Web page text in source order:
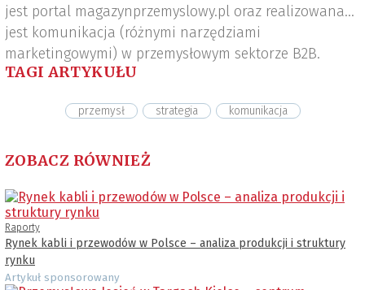
jest portal magazynprzemyslowy.pl oraz realizowana
jest komunikacja (różnymi narzędziami
marketingowymi) w przemysłowym sektorze B2B.
TAGI ARTYKUŁU
przemysł strategia komunikacja
ZOBACZ RÓWNIEŻ
Raporty
Rynek kabli i przewodów w Polsce – analiza produkcji i struktury
rynku
Artykuł sponsorowany